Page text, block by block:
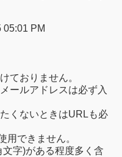
05:01 PM
ておりません。
ールアドレスは必ず入
くないときはURLも必
用できません。
字)がある程度多く含